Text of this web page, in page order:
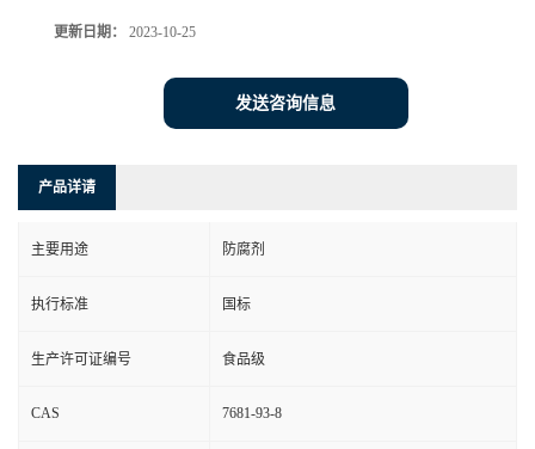
更新日期： 2023-10-25
发送咨询信息
产品详请
主要用途 防腐剂
执行标准 国标
生产许可证编号 食品级
CAS 7681-93-8